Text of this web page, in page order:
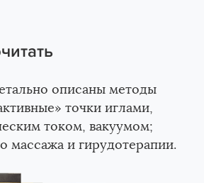
описаны методы
точки иглами,
током, вакуумом;
массажа и гирудотерапии.